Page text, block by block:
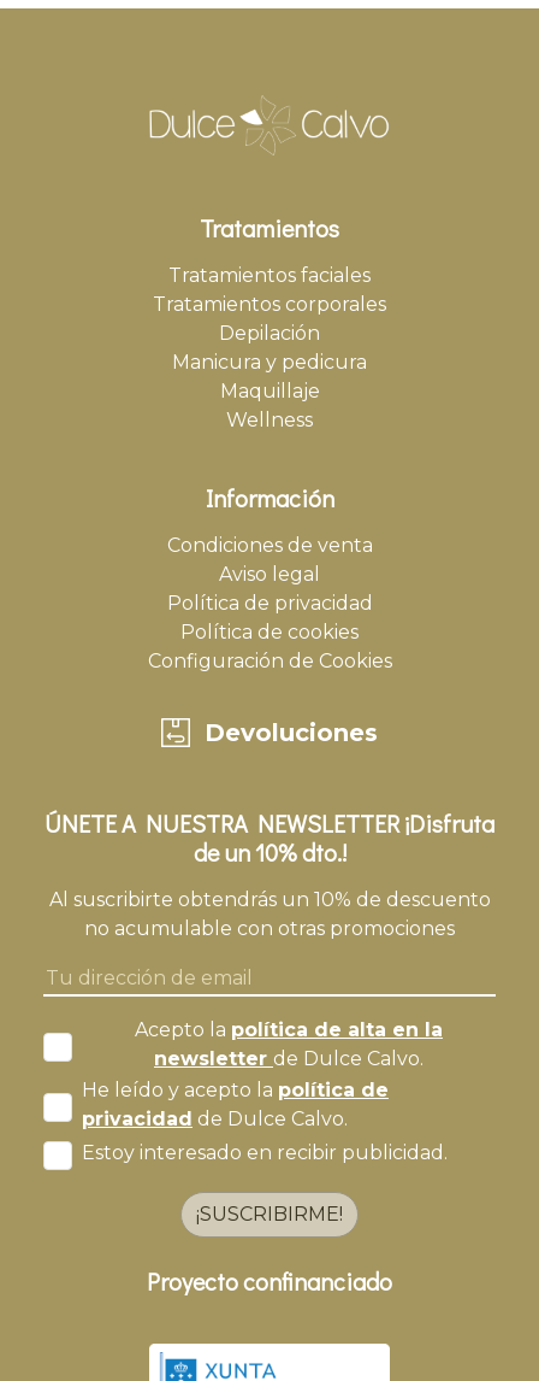
Tratamientos
Tratamientos faciales
Tratamientos corporales
Depilación
Manicura y pedicura
Maquillaje
Wellness
Información
Condiciones de venta
Aviso legal
Política de privacidad
Política de cookies
Configuración de Cookies
Devoluciones
ÚNETE A NUESTRA NEWSLETTER ¡Disfruta
de un 10% dto.!
Al suscribirte obtendrás un 10% de descuento
no acumulable con otras promociones
Acepto la política de alta en la
newsletter de Dulce Calvo.
He leído y acepto la política de
privacidad de Dulce Calvo.
Estoy interesado en recibir publicidad.
¡SUSCRIBIRME!
Proyecto confinanciado